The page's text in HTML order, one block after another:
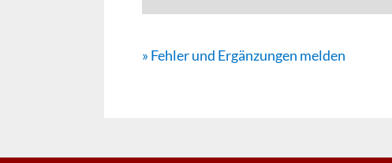
» Fehler und Ergänzungen melden